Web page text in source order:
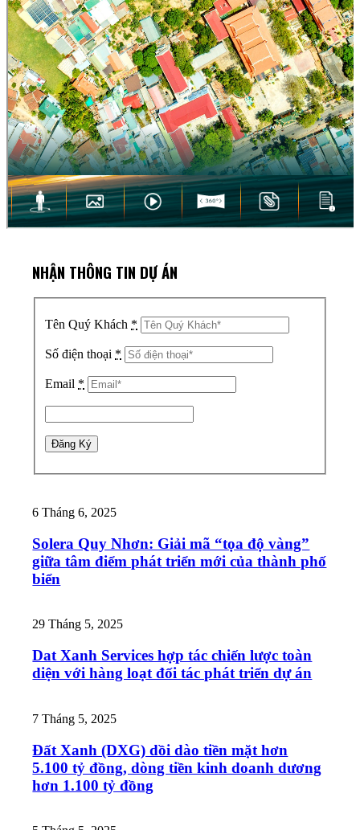
NHẬN THÔNG TIN DỰ ÁN
Tên Quý Khách *
Số điện thoại *
Email *
6 Tháng 6, 2025
Solera Quy Nhơn: Giải mã “tọa độ vàng”
giữa tâm điểm phát triển mới của thành phố
biển
29 Tháng 5, 2025
Dat Xanh Services hợp tác chiến lược toàn
diện với hàng loạt đối tác phát triển dự án
7 Tháng 5, 2025
Đất Xanh (DXG) dồi dào tiền mặt hơn
5.100 tỷ đồng, dòng tiền kinh doanh dương
hơn 1.100 tỷ đồng